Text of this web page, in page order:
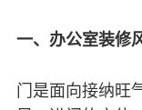
一、办公室装修
门是面向接纳旺